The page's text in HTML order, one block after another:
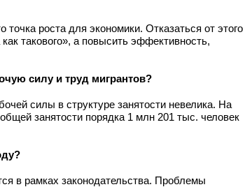
роста для экономики. Отказаться от этого
такового», а повысить эффективность,
силу и труд мигрантов?
силы в структуре занятости невелика. На
занятости порядка 1 млн 201 тыс. человек
в рамках законодательства. Проблемы